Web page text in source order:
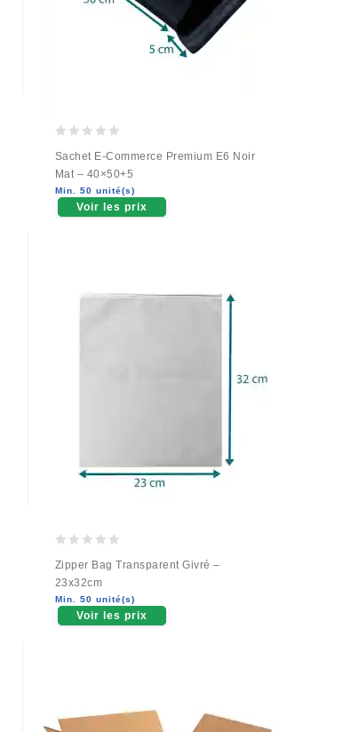
out
of
5
Sachet E-Commerce Premium E6 Noir
Mat – 40×50+5
Min. 50 unité(s)
Voir les prix
out
of
5
Zipper Bag Transparent Givré –
23x32cm
Min. 50 unité(s)
Voir les prix